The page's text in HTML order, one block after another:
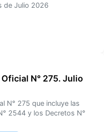
de Julio 2026
N° 275. Julio
N° 275 que incluye las
2544 y los Decretos N°